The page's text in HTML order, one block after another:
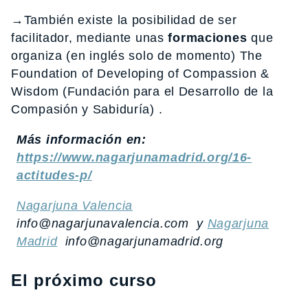
→ También existe la posibilidad de ser
facilitador, mediante unasformaciones que
organiza (en inglés solo de momento) The
Foundation of Developing of Compassion &
Wisdom (Fundación para el Desarrollo de la
Compasión y Sabiduría) .
Más información en:
https://www.nagarjunamadrid.org/16-
actitudes-p/
Nagarjuna Valencia
info@nagarjunavalencia.com y Nagarjuna
Madridinfo@nagarjunamadrid.org
El próximo curso